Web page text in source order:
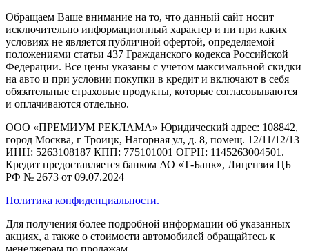
Обращаем Ваше внимание на то, что данный сайт носит
исключительно информационный характер и ни при каких
условиях не является публичной офертой, определяемой
положениями статьи 437 Гражданского кодекса Российской
Федерации. Все цены указаны с учетом максимальной скидки
на авто и при условии покупки в кредит и включают в себя
обязательные страховые продукты, которые согласовываются
и оплачиваются отдельно.
ООО «ПРЕМИУМ РЕКЛАМА» Юридический адрес: 108842,
город Москва, г Троицк, Нагорная ул, д. 8, помещ. 12/11/12/13
ИНН: 5263108187 КПП: 775101001 ОГРН: 1145263004501.
Кредит предоставляется банком АО «Т-Банк», Лицензия ЦБ
РФ № 2673 от 09.07.2024
Политика конфиденциальности.
Для получения более подробной информации об указанных
акциях, а также о стоимости автомобилей обращайтесь к
менеджерам по продажам.